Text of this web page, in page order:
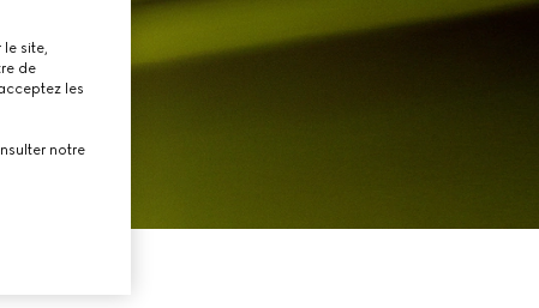
site,
de
les
notre